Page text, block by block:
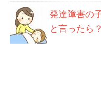
発達障害の
と言ったら